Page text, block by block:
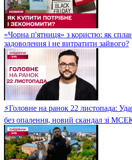
«Чорна п'ятниця» з користю: як
задоволення і не витратити зайвого?
⚡Головне на ранок 22 листопада:
без опалення, новий скандал зі